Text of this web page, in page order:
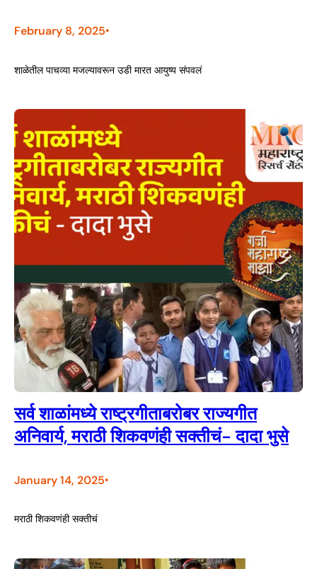
February 8, 2025•
शाळेतील पाचव्या मजल्यावरून उडी मारत आयुष्य संपवलं
सर्व शाळांमध्ये राष्ट्रगीताबरोबर राज्यगीत
अनिवार्य, मराठी शिकवणंही सक्तीचं- दादा भुसे
January 14, 2025•
मराठी शिकवणंही सक्तीचं